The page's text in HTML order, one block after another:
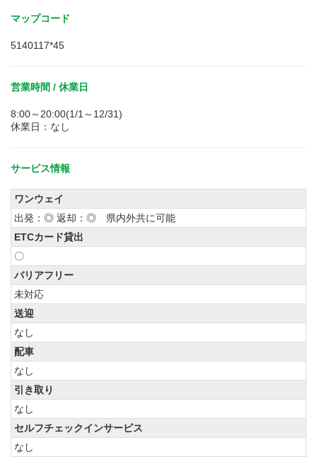
マップコード
5140117*45
営業時間 / 休業日
8:00～20:00(1/1～12/31)
休業日：なし
サービス情報
ワンウェイ
出発：◎ 返却：◎ 県内外共に可能
ETCカード貸出
〇
バリアフリー
未対応
送迎
なし
配車
なし
引き取り
なし
セルフチェックインサービス
なし